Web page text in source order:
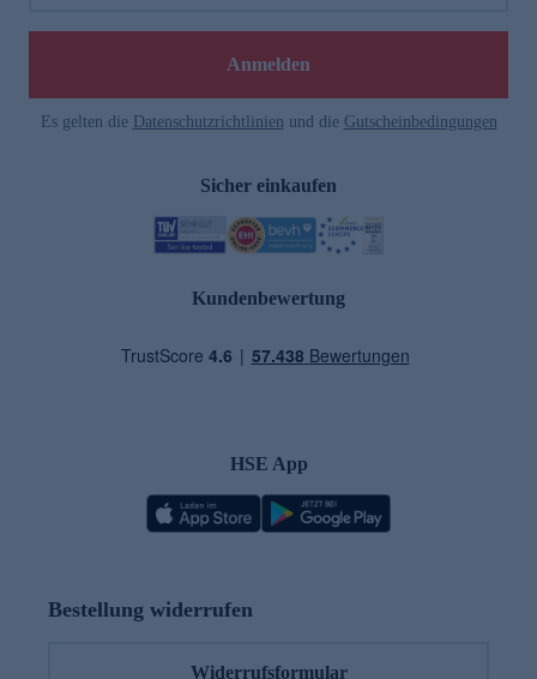
Anmelden
Es gelten die Datenschutzrichtlinien und die Gutscheinbedingungen
Sicher einkaufen
Kundenbewertung
HSE App
Bestellung widerrufen
Widerrufsformular